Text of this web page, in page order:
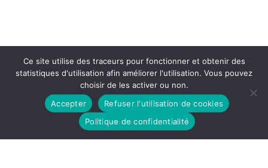
Ce site utilise des traceurs pour fonctionner et obtenir des
statistiques d'utilisation afin améliorer l'utilisation. Vous pouvez
choisir de les activer ou non.
Accepter
Refuser l'utilisation de cookies
Politique de confidentialité